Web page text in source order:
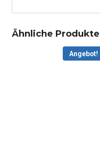
Ähnliche Produkte
Angebot!